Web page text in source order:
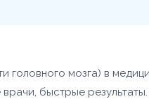
головного мозга) в
быстрые